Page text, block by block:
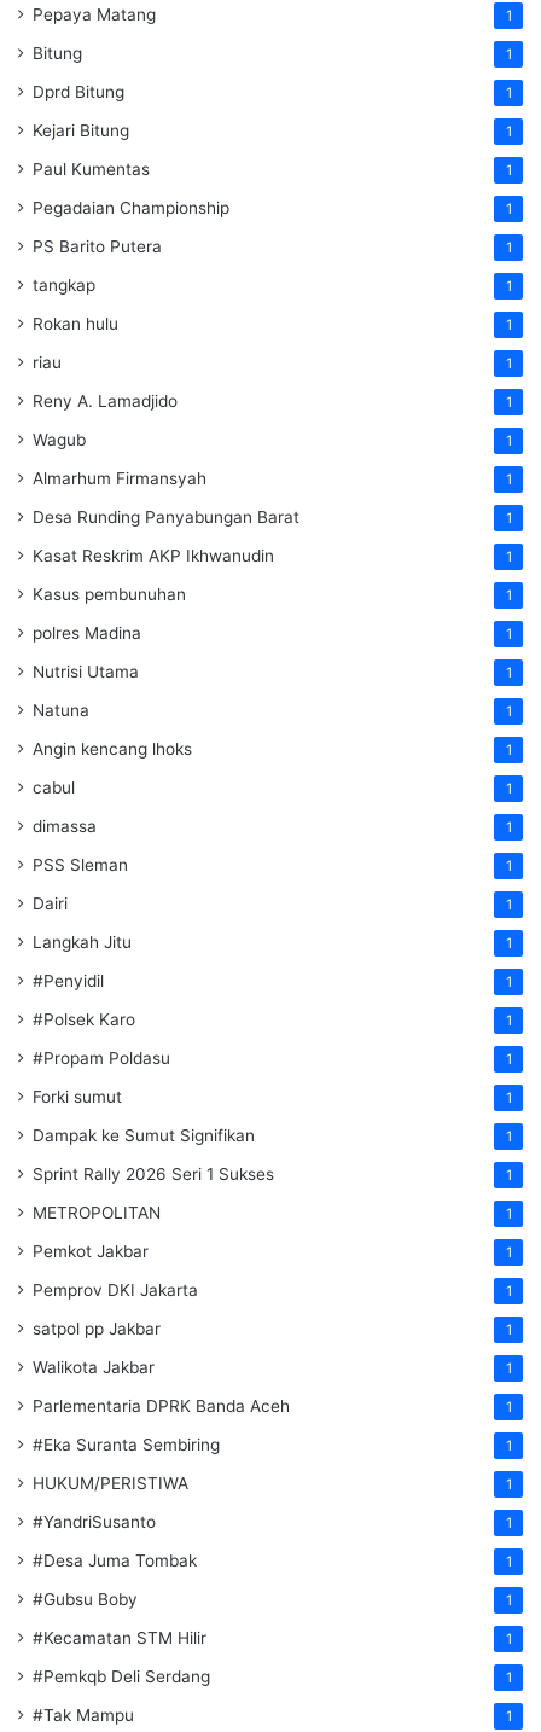
Pepaya Matang 1
Bitung 1
Dprd Bitung 1
Kejari Bitung 1
Paul Kumentas 1
Pegadaian Championship 1
PS Barito Putera 1
tangkap 1
Rokan hulu 1
riau 1
Reny A. Lamadjido 1
Wagub 1
Almarhum Firmansyah 1
Desa Runding Panyabungan Barat 1
Kasat Reskrim AKP Ikhwanudin 1
Kasus pembunuhan 1
polres Madina 1
Nutrisi Utama 1
Natuna 1
Angin kencang lhoks 1
cabul 1
dimassa 1
PSS Sleman 1
Dairi 1
Langkah Jitu 1
#Penyidil 1
#Polsek Karo 1
#Propam Poldasu 1
Forki sumut 1
Dampak ke Sumut Signifikan 1
Sprint Rally 2026 Seri 1 Sukses 1
METROPOLITAN 1
Pemkot Jakbar 1
Pemprov DKI Jakarta 1
satpol pp Jakbar 1
Walikota Jakbar 1
Parlementaria DPRK Banda Aceh 1
#Eka Suranta Sembiring 1
HUKUM/PERISTIWA 1
#YandriSusanto 1
#Desa Juma Tombak 1
#Gubsu Boby 1
#Kecamatan STM Hilir 1
#Pemkqb Deli Serdang 1
#Tak Mampu 1